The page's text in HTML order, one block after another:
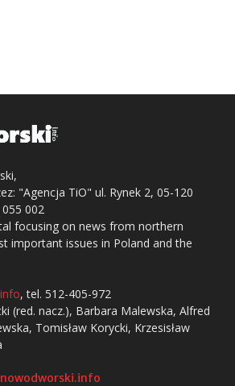
"Agencja TiO" ul. Rynek 2, 05-120
002
focusing on news from northern
important issues in Poland and the
, tel. 512-405-972
(red. nacz.), Barbara Malewska, Alfred
Tomisław Korycki, Krzesisław